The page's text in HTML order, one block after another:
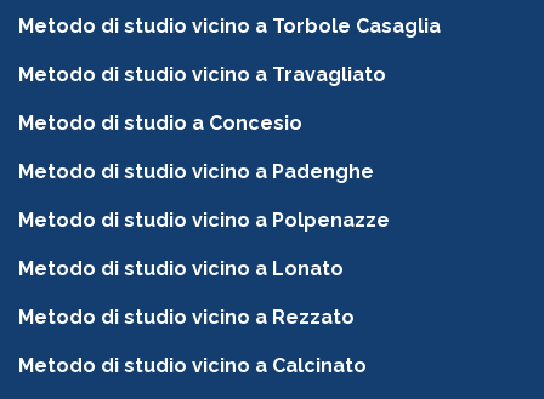
Metodo di studio vicino a Torbole Casaglia
Metodo di studio vicino a Travagliato
Metodo di studio a Concesio
Metodo di studio vicino a Padenghe
Metodo di studio vicino a Polpenazze
Metodo di studio vicino a Lonato
Metodo di studio vicino a Rezzato
Metodo di studio vicino a Calcinato